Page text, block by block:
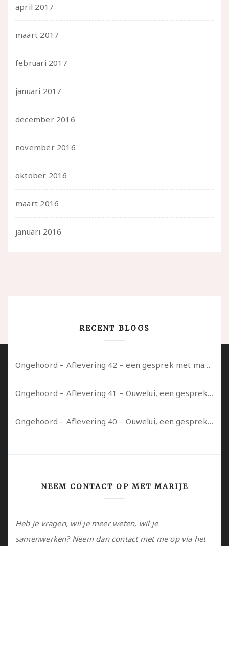
april 2017
maart 2017
februari 2017
januari 2017
december 2016
november 2016
oktober 2016
maart 2016
januari 2016
RECENT BLOGS
Ongehoord – Aflevering 42 – een gesprek met marijn over seksueel opbloeien, het ouderschap uitvinden en verschillende leeftijden in je mee dragen
Ongehoord – Aflevering 41 – Ouwelui, een gesprek met Marcelle over polyamorie op latere leeftijd, (mantel)zorg voor je partners en seksueel plezier.
Ongehoord – Aflevering 40 – Ouwelui, een gesprek met Sadie Lune over vormende relaties en de geschiedenis van de queer pornobeweging
NEEM CONTACT OP MET MARIJE
Heb je vragen, wil je meer weten, wil je
samenwerken? Neem dan contact met me op via het